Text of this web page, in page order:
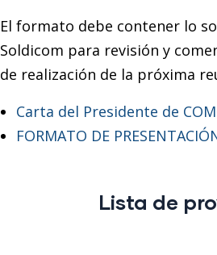
El formato debe contener lo
Soldicom para revisión y
de realización de la próxima
Carta del Presidente de
FORMATO DE
Lista de